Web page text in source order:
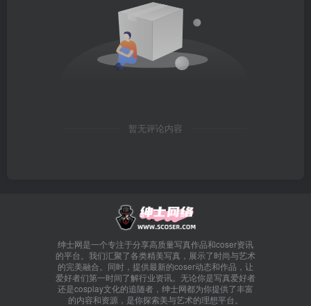
暂无评论内容
绅士网是一个专注于分享高质量写真作品和coser资讯
的平台。我们汇聚了各类精美写真，展示了时尚与艺术
的完美融合。同时，提供最新的coser动态和作品，让
爱好者们第一时间了解行业资讯。无论你是写真爱好者
还是cosplay文化的追随者，绅士网都为你提供了丰富
的内容和资源，是你探索美与艺术的理想平台。